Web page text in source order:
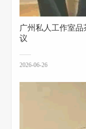
广州私人工作室
议
2026-06-26